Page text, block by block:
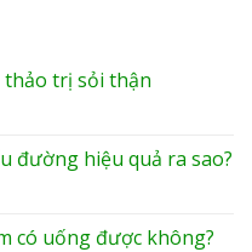
thảo trị sỏi thận
đường hiệu quả ra sao?
có uống được không?